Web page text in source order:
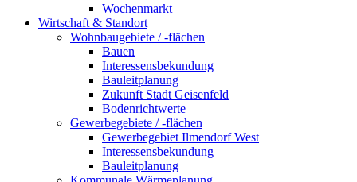
Wochenmarkt
Wirtschaft & Standort
Wohnbaugebiete / -flächen
Bauen
Interessensbekundung
Bauleitplanung
Zukunft Stadt Geisenfeld
Bodenrichtwerte
Gewerbegebiete / -flächen
Gewerbegebiet Ilmendorf West
Interessensbekundung
Bauleitplanung